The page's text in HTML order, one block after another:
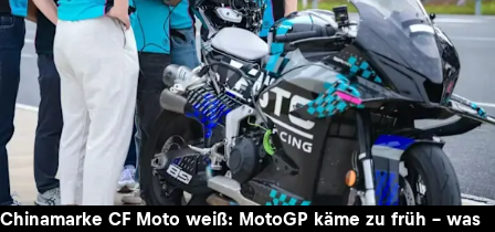
Chinamarke CF Moto weiß: MotoGP käme zu früh – was